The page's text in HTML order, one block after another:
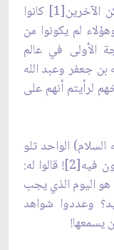
كان لدى الإمام الحسين هدفٌ واضح؛ لكن الآخرين[1] كانوا
لم يكونوا من
الأولى في عالم
بن جعفر وعبد الله
لرأيتم أنهم على
الواحد تلو
الآخر، ويناقشونه في هذا الهدف ويشككون فيه[2]! قالوا له:
هو اليوم الذي يجب
وعددوا شواهد
يسمعها!